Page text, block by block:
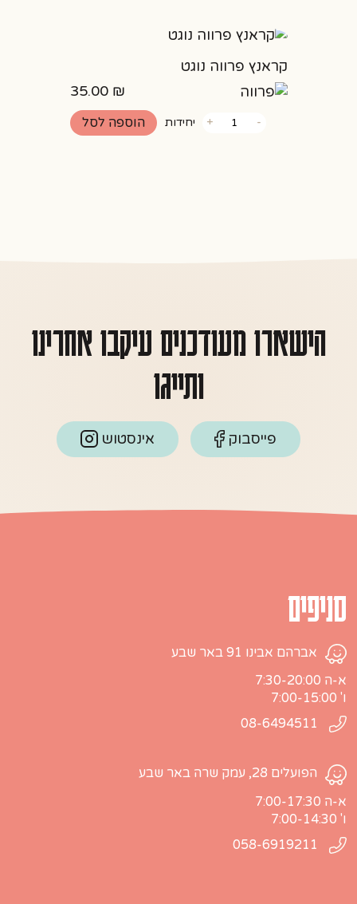
קראנץ פרווה נוגט
35.00 ₪
-של
+ יחידות הוספה לסל
הישארו מעודכנים עיקבו אחרינו
ותייגו
פייסבוק אינסטוש
סניפים
אברהם אבינו 91 באר שבע
א-ה 7:30-20:00
ו' 7:00-15:00
הפועלים 28, עמק שרה באר שבע
א-ה 7:00-17:30
ו' 7:00-14:30